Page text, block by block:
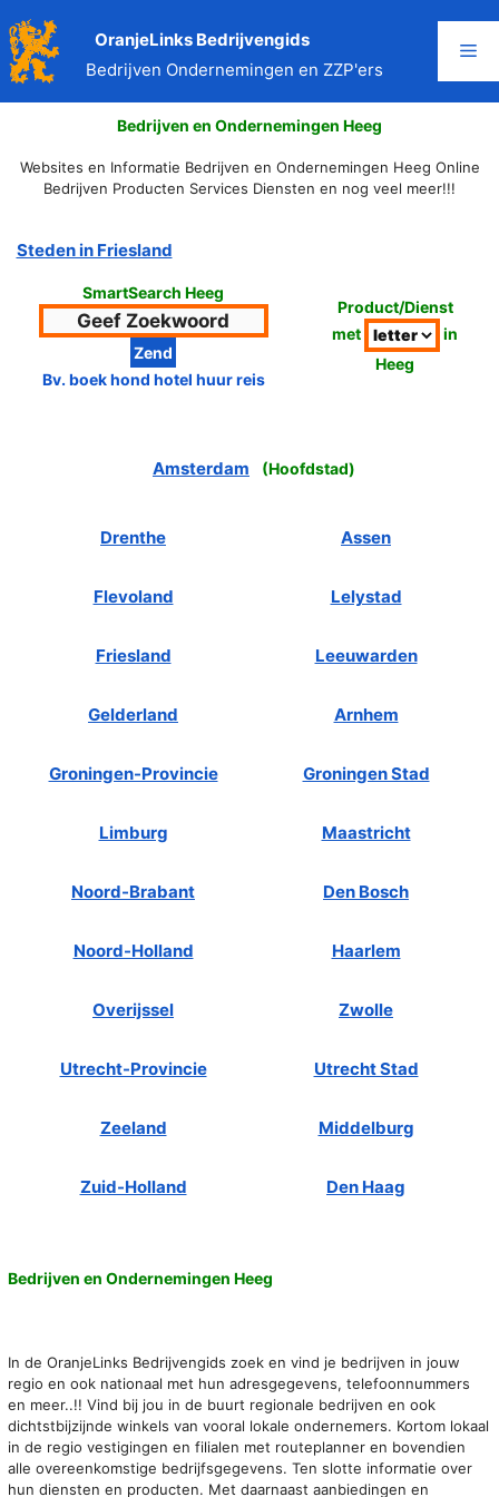
naar
de
inhoud
OranjeLinks Bedrijvengids
Bedrijven Ondernemingen en ZZP'ers
Bedrijven en Ondernemingen Heeg
Websites en Informatie Bedrijven en Ondernemingen Heeg Online
Bedrijven Producten Services Diensten en nog veel meer!!!
Steden in Friesland
SmartSearch Heeg
Bv. boek hond hotel huur reis
Product/Dienst
met
in
Heeg
Amsterdam (Hoofdstad)
Drenthe Assen
Flevoland Lelystad
Friesland Leeuwarden
Gelderland Arnhem
Groningen-Provincie Groningen Stad
Limburg Maastricht
Noord-Brabant Den Bosch
Noord-Holland Haarlem
Overijssel Zwolle
Utrecht-Provincie Utrecht Stad
Zeeland Middelburg
Zuid-Holland Den Haag
Bedrijven en Ondernemingen Heeg
In de OranjeLinks Bedrijvengids zoek en vind je bedrijven in jouw
regio en ook nationaal met hun adresgegevens, telefoonnummers
en meer..!! Vind bij jou in de buurt regionale bedrijven en ook
dichtstbijzijnde winkels van vooral lokale ondernemers. Kortom lokaal
in de regio vestigingen en filialen met routeplanner en bovendien
alle overeenkomstige bedrijfsgegevens. Ten slotte informatie over
hun diensten en producten. Met daarnaast aanbiedingen en